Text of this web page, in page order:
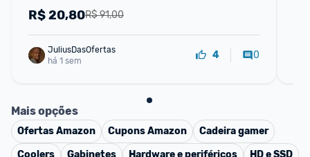
R$ 91,00
R$20,80
JuliusDasOfertas
há 1 sem
4 0
Mais opções
OfertasAmazon CuponsAmazon
Cadeira gamer
Coolers
Gabinetes Hardware e periféricos
HD e SSD